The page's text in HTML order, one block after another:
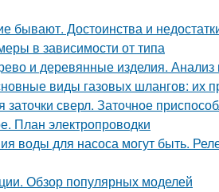
бывают. Достоинства и
в зависимости от типа
и деревянные изделия.
виды газовых шлангов: их
сверл. Заточное
План электропроводки
воды для насоса могут быть.
Обзор популярных моделей